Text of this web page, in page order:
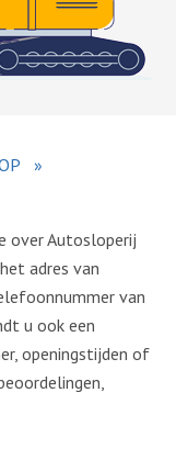
»
over Autosloperij
adres van
van
u ook een
openingstijden of